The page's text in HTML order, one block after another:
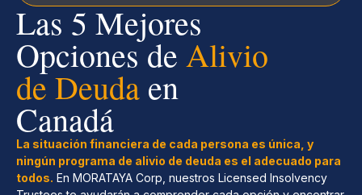
Las 5 Mejores
Opciones de Alivio
de Deuda en
Canadá
La situación financiera de cada persona es única, y
ningún programa de alivio de deuda es el adecuado para
todos. En MORATAYA Corp, nuestros Licensed Insolvency